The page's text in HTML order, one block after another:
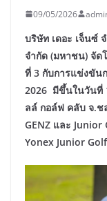
09/05/2026
บริษัท เดอะ เจ็นซ์
จำกัด (มหาชน) จัด
ที่ 3 กับการแข่งขัน
2026 มีขึ้นในวันที่
ลล์ กอล์ฟ คลับ จ.
GENZ และ
Yonex Junior